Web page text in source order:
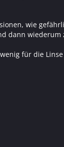
wie
dann
für die